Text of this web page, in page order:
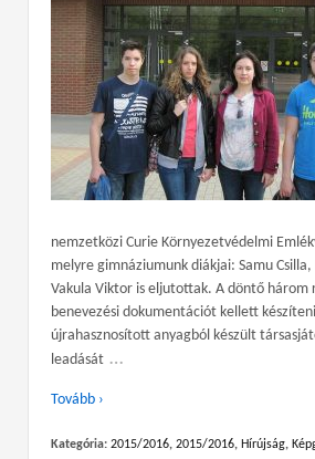
nemzetközi Curie Környezetvédelmi
melyre gimnáziumunk diákjai: Samu Csilla,
Vakula Viktor is eljutottak. A döntő három
benevezési dokumentációt kellett
újrahasznosított anyagból készült
leadását …
Tovább ›
Kategória: 2015/2016, 2015/2016, Hírújság,